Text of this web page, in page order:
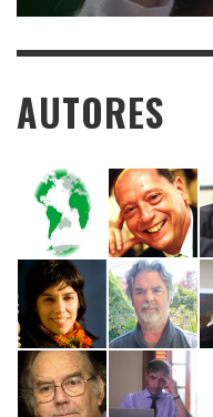
AUTORES